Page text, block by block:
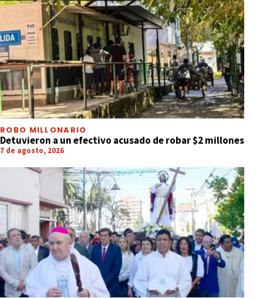
ROBO MILLONARIO
Detuvieron a un efectivo acusado de robar $2 millones
7 de agosto, 2026